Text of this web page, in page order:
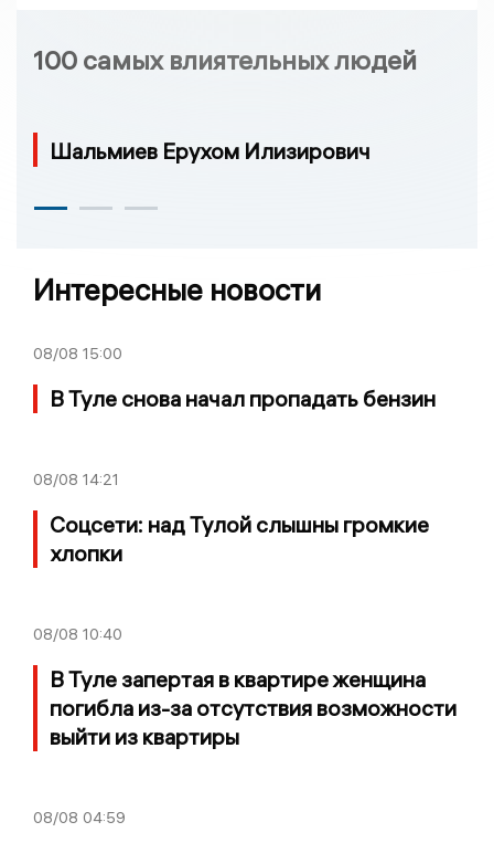
100 самых влиятельных людей
Шальмиев Ерухом Илизирович
Интересные новости
08/08 15:00
В Туле снова начал пропадать бензин
08/08 14:21
Соцсети: над Тулой слышны громкие
хлопки
08/08 10:40
В Туле запертая в квартире женщина
погибла из-за отсутствия возможности
выйти из квартиры
08/08 04:59